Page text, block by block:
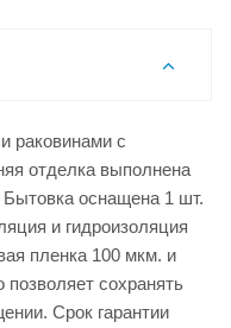
раковинами с
отделка выполнена
оснащена 1 шт.
и гидроизоляция
пленка 100 мкм. и
сохранять
Срок гарантии